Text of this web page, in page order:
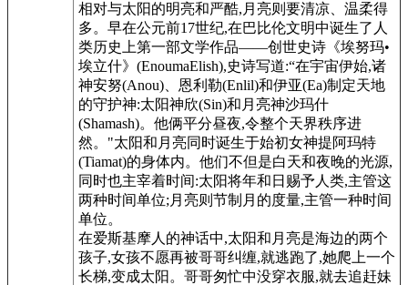
相对与太阳的明亮和严酷,月亮则要清凉、温柔得
多。早在公元前17世纪,在巴比伦文明中诞生了人
类历史上第一部文学作品——创世史诗《埃努玛•
埃立什》(EnoumaElish),史诗写道:“在宇宙伊始,诸
神安努(Anou)、恩利勒(Enlil)和伊亚(Ea)制定天地
的守护神:太阳神欣(Sin)和月亮神沙玛什
(Shamash)。他俩平分昼夜,令整个天界秩序进
然。"太阳和月亮同时诞生于始初女神提阿玛特
(Tiamat)的身体内。他们不但是白天和夜晚的光源,
同时也主宰着时间:太阳将年和日赐予人类,主管这
两种时间单位;月亮则节制月的度量,主管一种时间
单位。
在爱斯基摩人的神话中,太阳和月亮是海边的两个
孩子,女孩不愿再被哥哥纠缠,就逃跑了,她爬上一个
长梯,变成太阳。哥哥匆忙中没穿衣服,就去追赶妹